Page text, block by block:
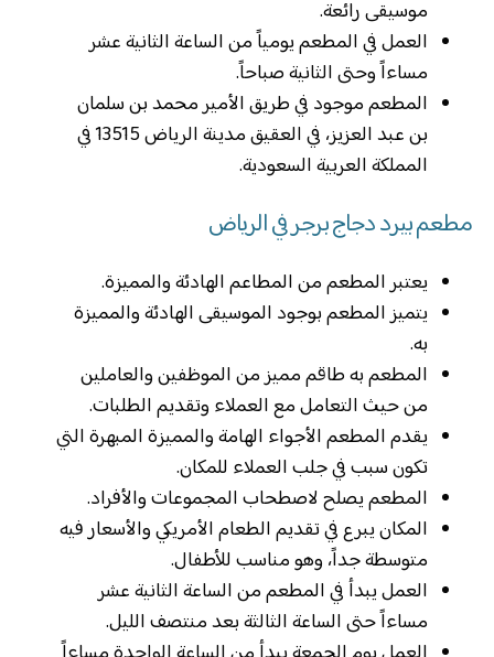
موسيقى رائعة.
العمل في المطعم يومياً من الساعة الثانية عشر
مساءاً وحتى الثانية صباحاً.
المطعم موجود في طريق الأمير محمد بن سلمان
بن عبد العزيز، في العقيق مدينة الرياض 13515 في
المملكة العربية السعودية.
مطعم بيرد دجاج برجر في الرياض
يعتبر المطعم من المطاعم الهادئة والمميزة.
يتميز المطعم بوجود الموسيقى الهادئة والمميزة
به.
المطعم به طاقم مميز من الموظفين والعاملين
من حيث التعامل مع العملاء وتقديم الطلبات.
يقدم المطعم الأجواء الهامة والمميزة المبهرة التي
تكون سبب في جلب العملاء للمكان.
المطعم يصلح لاصطحاب المجموعات والأفراد.
المكان يبرع في تقديم الطعام الأمريكي والأسعار فيه
متوسطة جداً، وهو مناسب للأطفال.
العمل يبدأ في المطعم من الساعة الثانية عشر
مساءاً حتى الساعة الثالثة بعد منتصف الليل.